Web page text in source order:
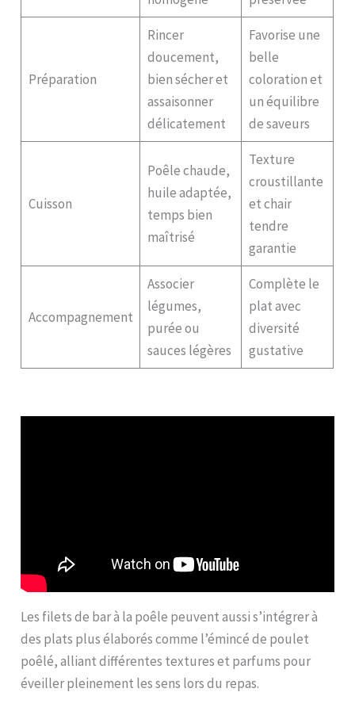
Préparation
Rincer
doucement,
bien sécher et
assaisonner
délicatement
Favorise une
belle
coloration et
un équilibre
de saveurs
Cuisson
Poêle chaude,
huile adaptée,
temps bien
maîtrisé
Texture
croustillante
et chair
tendre
garantie
Accompagnement
Associer
légumes,
purée ou
sauces légères
Complète le
plat avec
diversité
gustative
Les filets de bar à la poêle peuvent aussi s’intégrer à
des plats plus élaborés comme l’émincé de poulet
poêlé, alliant différentes textures et parfums pour
éveiller pleinement les sens lors du repas.